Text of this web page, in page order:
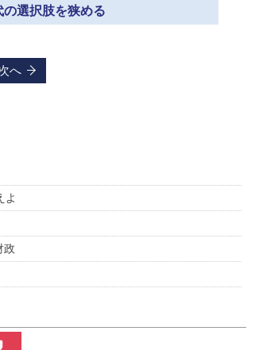
選択肢を狭める
へ
よ
政